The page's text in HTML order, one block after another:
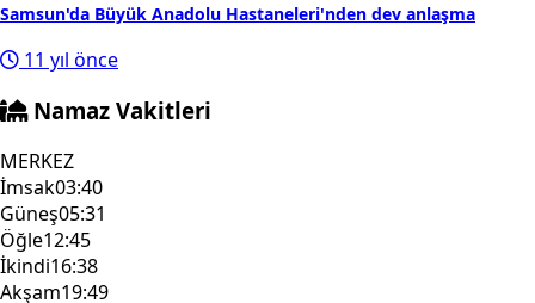
Samsun'da Büyük Anadolu Hastaneleri'nden dev anlaşma
11 yıl önce
Namaz Vakitleri
MERKEZ
İmsak03:40
Güneş05:31
Öğle12:45
İkindi16:38
Akşam19:49